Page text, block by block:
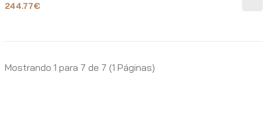
244.77€
Mostrando 1 para 7 de 7 (1 Páginas)